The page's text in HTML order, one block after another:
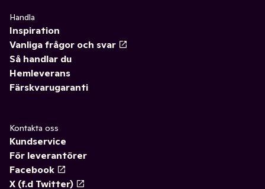
Handla
Inspiration
Vanliga frågor och svar
Så handlar du
Hemleverans
Färskvarugaranti
Kontakta oss
Kundservice
För leverantörer
Facebook
X (f.d Twitter)